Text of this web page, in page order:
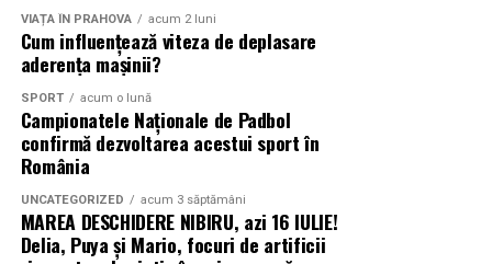
VIAȚA ÎN PRAHOVA acum 2 luni
Cum influențează viteza de deplasare
aderența mașinii?
SPORT acum o lună
Campionatele Naționale de Padbol
confirmă dezvoltarea acestui sport în
România
UNCATEGORIZED acum 3 săptămâni
MAREA DESCHIDERE NIBIRU, azi 16 IULIE!
Delia, Puya și Mario, focuri de artificii